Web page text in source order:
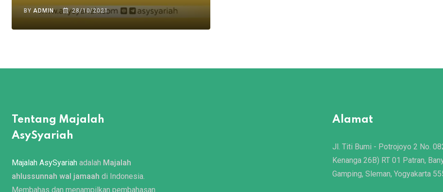
BYADMIN 28/10/2021
Tentang Majalah
AsySyariah
Majalah AsySyariah adalah Majalah
ahlussunnah wal jamaah di Indonesia.
Membahas dan menampilkan pembahasan
Alamat
Jl. Titi Bumi - Potrojoyo 2 No.
Kenanga 26B) RT 01 Patran,
Gamping, Sleman, Yogyakarta